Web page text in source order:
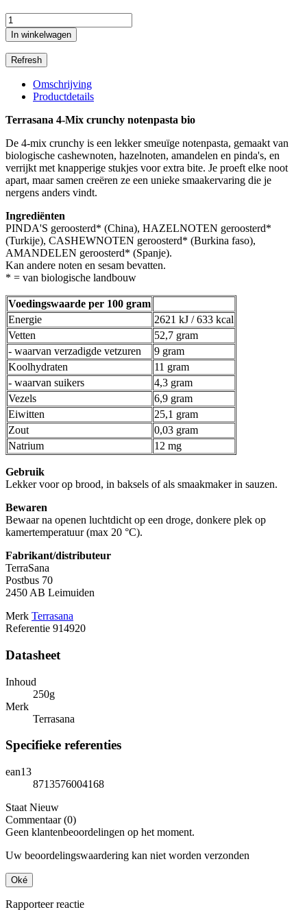
In winkelwagen
Omschrijving
Productdetails
Terrasana 4-Mix crunchy notenpasta bio
De 4-mix crunchy is een lekker smeuïge notenpasta, gemaakt van
biologische cashewnoten, hazelnoten, amandelen en pinda's, en
verrijkt met knapperige stukjes voor extra bite. Je proeft elke noot
apart, maar samen creëren ze een unieke smaakervaring die je
nergens anders vindt.
Ingrediënten
PINDA'S geroosterd* (China), HAZELNOTEN geroosterd*
(Turkije), CASHEWNOTEN geroosterd* (Burkina faso),
AMANDELEN geroosterd* (Spanje).
Kan andere noten en sesam bevatten.
* = van biologische landbouw
Voedingswaarde per 100 gram
Energie
2621 kJ / 633 kcal
Vetten
52,7 gram
- waarvan verzadigde vetzuren
9 gram
Koolhydraten
11 gram
- waarvan suikers
4,3 gram
Vezels
6,9 gram
Eiwitten
25,1 gram
Zout
0,03 gram
Natrium
12 mg
Gebruik
Lekker voor op brood, in baksels of als smaakmaker in sauzen.
Bewaren
Bewaar na openen luchtdicht op een droge, donkere plek op
kamertemperatuur (max 20 °C).
Fabrikant/distributeur
TerraSana
Postbus 70
2450 AB Leimuiden
Merk Terrasana
Referentie 914920
Datasheet
Inhoud
250g
Merk
Terrasana
Specifieke referenties
ean13
8713576004168
Staat Nieuw
Commentaar (0)
Geen klantenbeoordelingen op het moment.
Uw beoordelingswaardering kan niet worden verzonden
Oké
Rapporteer reactie